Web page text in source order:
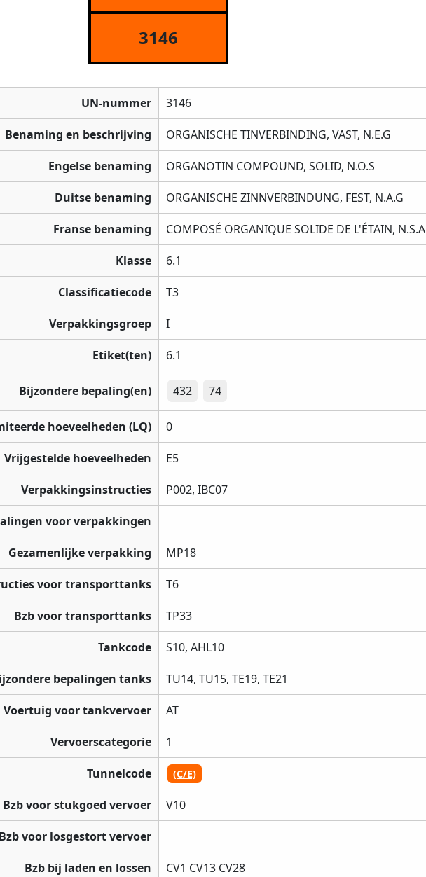
3146
UN-nummer 3146
Benaming en beschrijving ORGANISCHE TINVERBINDING, VAST, N.E.G
Engelse benaming ORGANOTIN COMPOUND, SOLID, N.O.S
Duitse benaming ORGANISCHE ZINNVERBINDUNG, FEST, N.A.G
Franse benaming COMPOSÉ ORGANIQUE SOLIDE DE L'ÉTAIN, N.S.A
Klasse 6.1
Classificatiecode T3
Verpakkingsgroep I
Etiket(ten) 6.1
Bijzondere bepaling(en) 432 74
hoeveelheden (LQ) 0
Vrijgestelde hoeveelheden E5
Verpakkingsinstructies P002, IBC07
voor verpakkingen
Gezamenlijke verpakking MP18
voor transporttanks T6
Bzb voor transporttanks TP33
Tankcode S10, AHL10
bepalingen tanks TU14, TU15, TE19, TE21
Voertuig voor tankvervoer AT
Vervoerscategorie 1
Tunnelcode (C/E)
Bzb voor stukgoed vervoer V10
voor losgestort vervoer
Bzb bij laden en lossen CV1 CV13 CV28